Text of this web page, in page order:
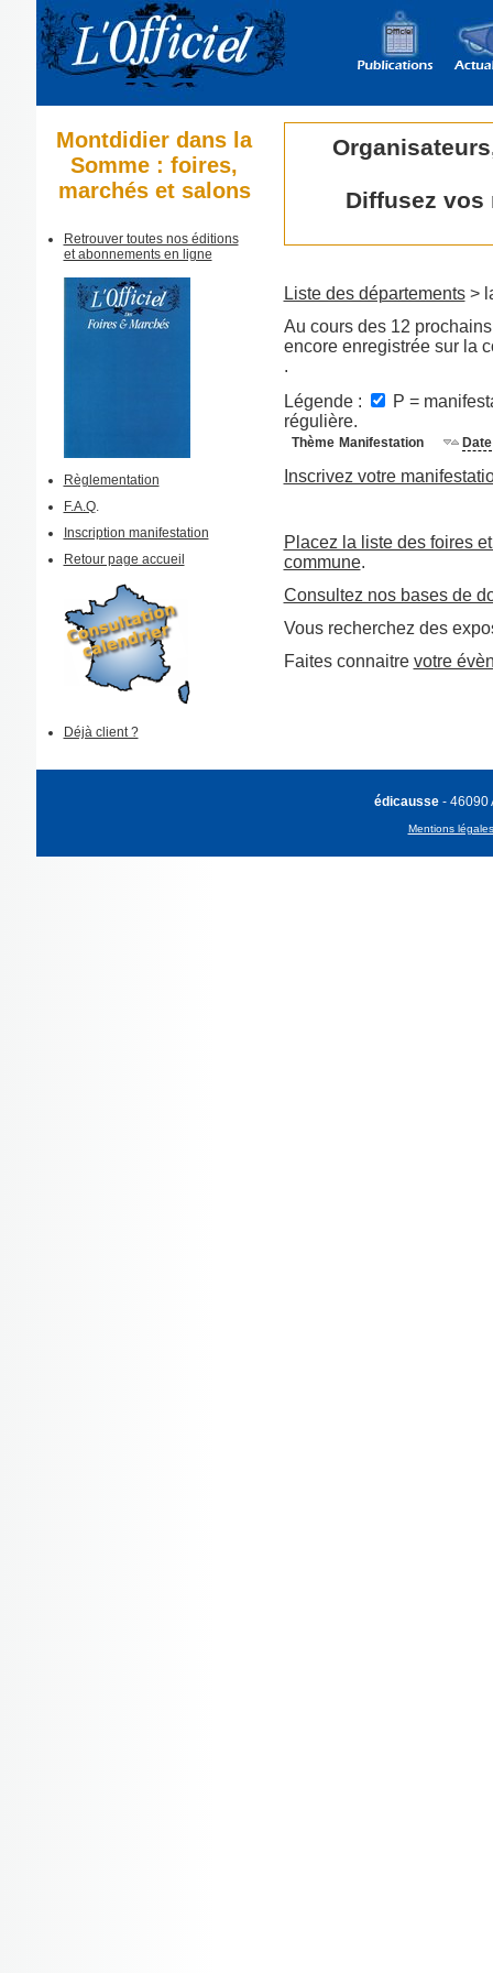
Montdidier dans la
Somme : foires,
marchés et salons
Retrouver toutes nos éditions
et abonnements en ligne
Règlementation
F.A.Q.
Inscription manifestation
Retour page accueil
Déjà client ?
Diffusez vos
Liste des départements>
Au cours des 12
encore enregistrée sur la
.
Légende :
P =
régulière.
Thème Manifestation Date
Inscrivez votre
Placez la liste des foires
commune.
Consultez nos bases de
Vous recherchez des
Faites connaitre votre
édicausse - 46090
Mentions légales